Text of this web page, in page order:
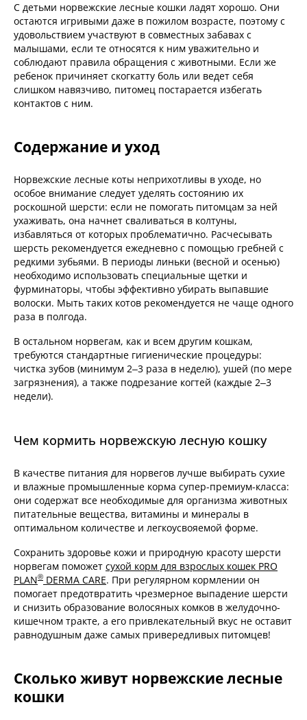
С детьми норвежские лесные кошки ладят хорошо. Они
остаются игривыми даже в пожилом возрасте, поэтому с
удовольствием участвуют в совместных забавах с
малышами, если те относятся к ним уважительно и
соблюдают правила обращения с животными. Если же
ребенок причиняет скогкатту боль или ведет себя
слишком навязчиво, питомец постарается избегать
контактов с ним.
Содержание и уход
Норвежские лесные коты неприхотливы в уходе, но
особое внимание следует уделять состоянию их
роскошной шерсти: если не помогать питомцам за ней
ухаживать, она начнет сваливаться в колтуны,
избавляться от которых проблематично. Расчесывать
шерсть рекомендуется ежедневно с помощью гребней с
редкими зубьями. В периоды линьки (весной и осенью)
необходимо использовать специальные щетки и
фурминаторы, чтобы эффективно убирать выпавшие
волоски. Мыть таких котов рекомендуется не чаще одного
раза в полгода.
В остальном норвегам, как и всем другим кошкам,
требуются стандартные гигиенические процедуры:
чистка зубов (минимум 2–3 раза в неделю), ушей (по мере
загрязнения), а также подрезание когтей (каждые 2–3
недели).
Чем кормить норвежскую лесную кошку
В качестве питания для норвегов лучше выбирать сухие
и влажные промышленные корма супер-премиум-класса:
они содержат все необходимые для организма животных
питательные вещества, витамины и минералы в
оптимальном количестве и легкоусвояемой форме.
Сохранить здоровье кожи и природную красоту шерсти
норвегам поможет сухой корм для взрослых кошек PRO
PLAN® DERMA CARE. При регулярном кормлении он
помогает предотвратить чрезмерное выпадение шерсти
и снизить образование волосяных комков в желудочно-
кишечном тракте, а его привлекательный вкус не оставит
равнодушным даже самых привередливых питомцев!
Сколько живут норвежские лесные
кошки